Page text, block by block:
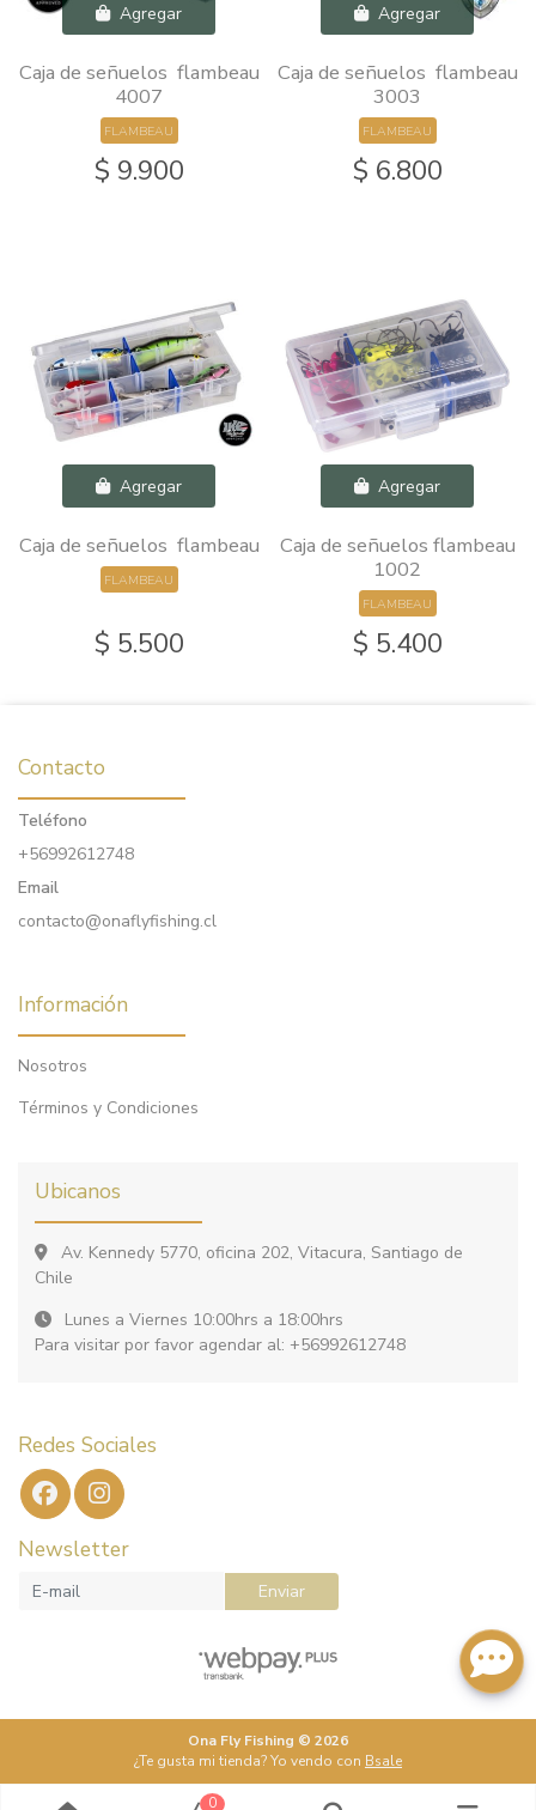
Agregar
Caja de señuelos flambeau
4007
FLAMBEAU
$ 9.900
Agregar
Caja de señuelos flambeau
3003
FLAMBEAU
$ 6.800
Agregar
Caja de señuelos flambeau
FLAMBEAU
$ 5.500
Agregar
Caja de señuelos flambeau
1002
FLAMBEAU
$ 5.400
Contacto
Teléfono
+56992612748
Email
contacto@onaflyfishing.cl
Información
Nosotros
Términos y Condiciones
Ubicanos
Av. Kennedy 5770, oficina 202, Vitacura, Santiago de
Chile
Lunes a Viernes 10:00hrs a 18:00hrs
Para visitar por favor agendar al: +56992612748
Redes Sociales
Newsletter
Enviar
Ona Fly Fishing © 2026
¿Te gusta mi tienda? Yo vendo con Bsale
0